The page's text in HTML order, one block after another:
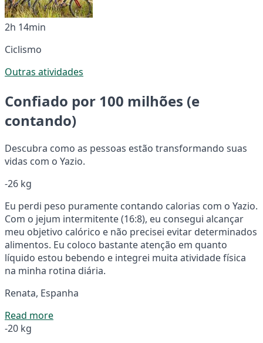
2h 14min
Ciclismo
Outras atividades
Confiado por 100 milhões (e
contando)
Descubra como as pessoas estão transformando suas
vidas com o Yazio.
-26 kg
Eu perdi peso puramente contando calorias com o Yazio.
Com o jejum intermitente (16:8), eu consegui alcançar
meu objetivo calórico e não precisei evitar determinados
alimentos. Eu coloco bastante atenção em quanto
líquido estou bebendo e integrei muita atividade física
na minha rotina diária.
Renata, Espanha
Read more
-20 kg